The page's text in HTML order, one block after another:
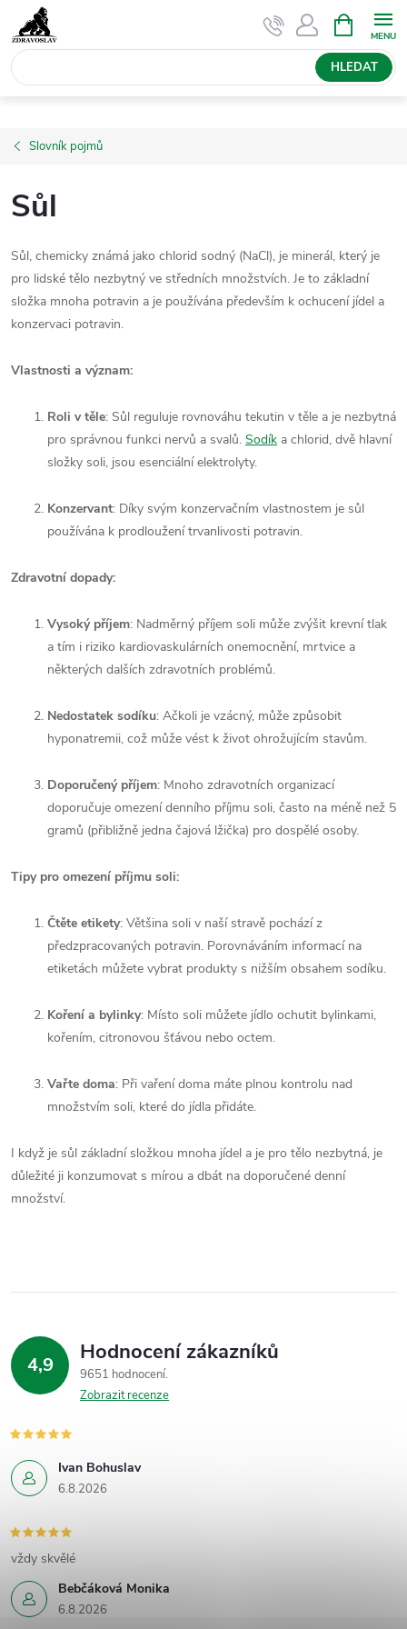
na
obsah
HLEDAT
NÁKUPNÍ
KOŠÍK
Slovník pojmů
Sůl
Sůl, chemicky známá jako chlorid sodný (NaCl), je minerál, který je
pro lidské tělo nezbytný ve středních množstvích. Je to základní
složka mnoha potravin a je používána především k ochucení jídel a
konzervaci potravin.
Vlastnosti a význam:
Roli v těle: Sůl reguluje rovnováhu tekutin v těle a je nezbytná
pro správnou funkci nervů a svalů. Sodík a chlorid, dvě hlavní
složky soli, jsou esenciální elektrolyty.
Konzervant: Díky svým konzervačním vlastnostem je sůl
používána k prodloužení trvanlivosti potravin.
Zdravotní dopady:
Vysoký příjem: Nadměrný příjem soli může zvýšit krevní tlak
a tím i riziko kardiovaskulárních onemocnění, mrtvice a
některých dalších zdravotních problémů.
Nedostatek sodíku: Ačkoli je vzácný, může způsobit
hyponatremii, což může vést k život ohrožujícím stavům.
Doporučený příjem: Mnoho zdravotních organizací
doporučuje omezení denního příjmu soli, často na méně než 5
gramů (přibližně jedna čajová lžička) pro dospělé osoby.
Tipy pro omezení příjmu soli:
Čtěte etikety: Většina soli v naší stravě pochází z
předzpracovaných potravin. Porovnáváním informací na
etiketách můžete vybrat produkty s nižším obsahem sodíku.
Koření a bylinky: Místo soli můžete jídlo ochutit bylinkami,
kořením, citronovou šťávou nebo octem.
Vařte doma: Při vaření doma máte plnou kontrolu nad
množstvím soli, které do jídla přidáte.
I když je sůl základní složkou mnoha jídel a je pro tělo nezbytná, je
důležité ji konzumovat s mírou a dbát na doporučené denní
množství.
4,9 Hodnocení zákazníků
9651 hodnocení
Zobrazit recenze
Ivan Bohuslav
6.8.2026
Bebčáková Monika
6.8.2026
vždy skvělé